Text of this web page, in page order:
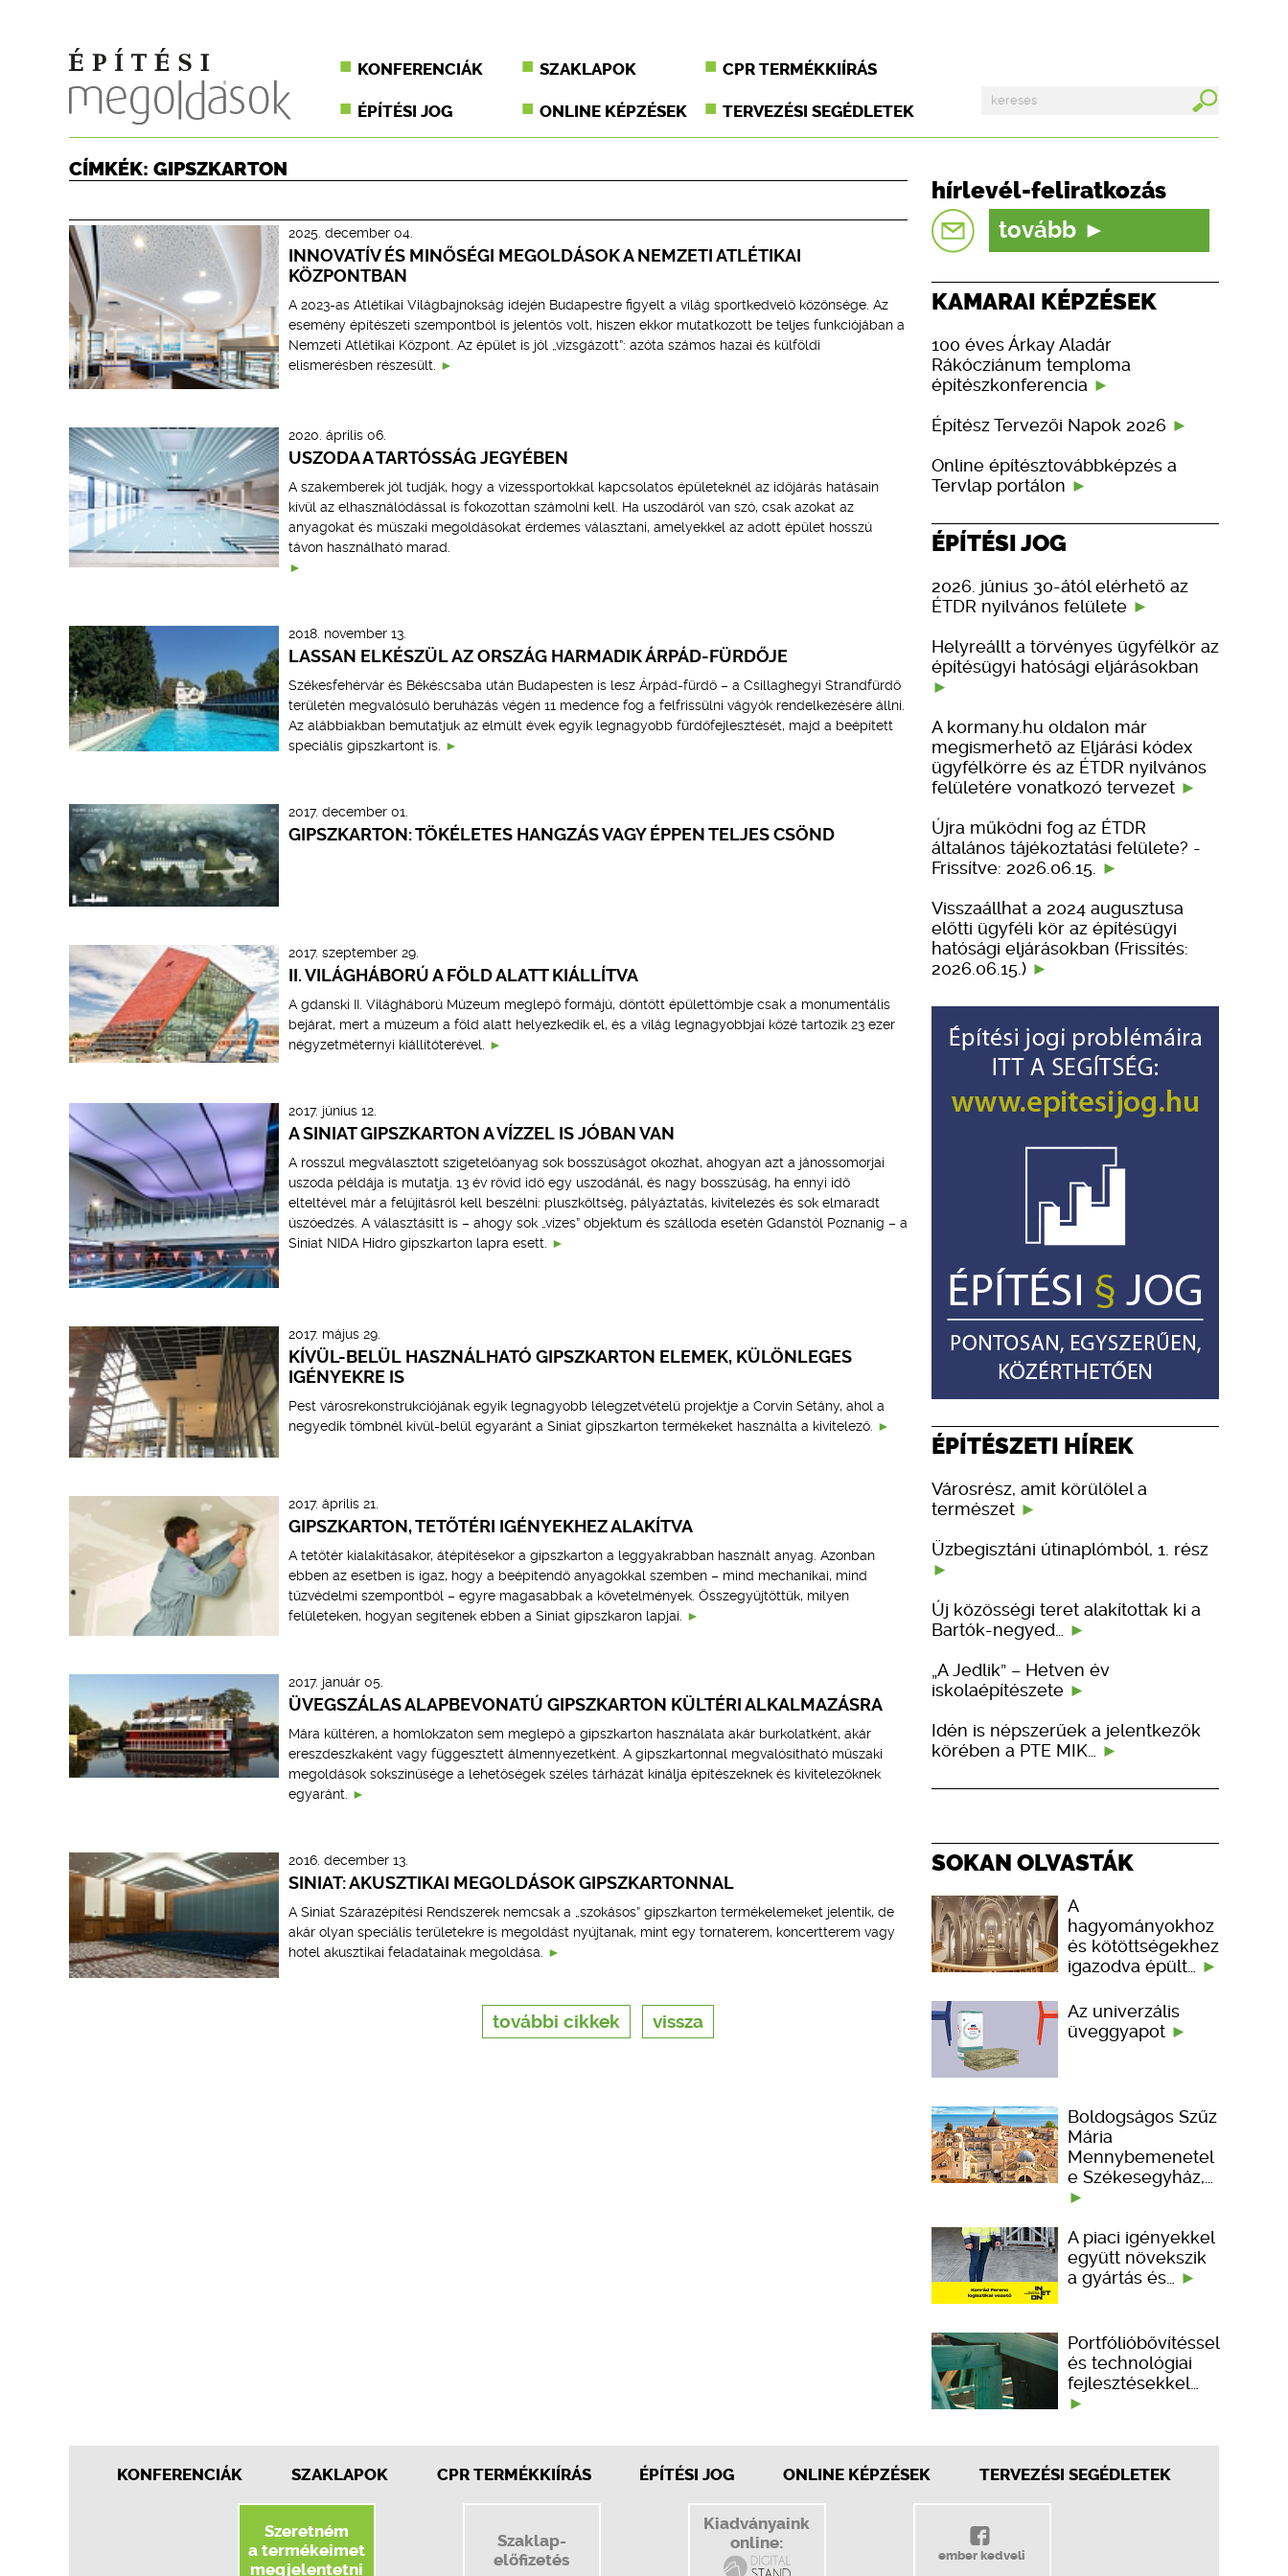
KONFERENCIÁK SZAKLAPOK CPR TERMÉKKIÍRÁS
ÉPÍTÉSI JOG ONLINE KÉPZÉSEK TERVEZÉSI SEGÉDLETEK
CÍMKÉK: GIPSZKARTON
2025. december 04.
INNOVATÍV ÉS MINŐSÉGI MEGOLDÁSOK A NEMZETI ATLÉTIKAI
KÖZPONTBAN
A 2023-as Atlétikai Világbajnokság idején Budapestre figyelt a világ sportkedvelő közönsége. Az
esemény építészeti szempontból is jelentős volt, hiszen ekkor mutatkozott be teljes funkciójában a
Nemzeti Atlétikai Központ. Az épület is jól „vizsgázott”: azóta számos hazai és külföldi
elismerésben részesült.
2020. április 06.
USZODA A TARTÓSSÁG JEGYÉBEN
A szakemberek jól tudják, hogy a vizessportokkal kapcsolatos épületeknél az időjárás hatásain
kívül az elhasználódással is fokozottan számolni kell. Ha uszodáról van szó, csak azokat az
anyagokat és műszaki megoldásokat érdemes választani, amelyekkel az adott épület hosszú
távon használható marad.
2018. november 13.
LASSAN ELKÉSZÜL AZ ORSZÁG HARMADIK ÁRPÁD-FÜRDŐJE
Székesfehérvár és Békéscsaba után Budapesten is lesz Árpád-fürdő – a Csillaghegyi Strandfürdő
területén megvalósuló beruházás végén 11 medence fog a felfrissülni vágyók rendelkezésére állni.
Az alábbiakban bemutatjuk az elmúlt évek egyik legnagyobb fürdőfejlesztését, majd a beépített
speciális gipszkartont is.
2017. december 01.
GIPSZKARTON: TÖKÉLETES HANGZÁS VAGY ÉPPEN TELJES CSÖND
2017. szeptember 29.
II. VILÁGHÁBORÚ A FÖLD ALATT KIÁLLÍTVA
A gdanski II. Világháború Múzeum meglepő formájú, döntött épülettömbje csak a monumentális
bejárat, mert a múzeum a föld alatt helyezkedik el, és a világ legnagyobbjai közé tartozik 23 ezer
négyzetméternyi kiállítóterével.
2017. június 12.
A SINIAT GIPSZKARTON A VÍZZEL IS JÓBAN VAN
A rosszul megválasztott szigetelőanyag sok bosszúságot okozhat, ahogyan azt a jánossomorjai
uszoda példája is mutatja. 13 év rövid idő egy uszodánál, és nagy bosszúság, ha ennyi idő
elteltével már a felújításról kell beszélni: pluszköltség, pályáztatás, kivitelezés és sok elmaradt
úszóedzés. A választásitt is – ahogy sok „vizes” objektum és szálloda esetén Gdanstól Poznanig – a
Siniat NIDA Hidro gipszkarton lapra esett.
2017. május 29.
KÍVÜL-BELÜL HASZNÁLHATÓ GIPSZKARTON ELEMEK, KÜLÖNLEGES
IGÉNYEKRE IS
Pest városrekonstrukciójának egyik legnagyobb lélegzetvételű projektje a Corvin Sétány, ahol a
negyedik tömbnél kívül-belül egyaránt a Siniat gipszkarton termékeket használta a kivitelező.
2017. április 21.
GIPSZKARTON, TETŐTÉRI IGÉNYEKHEZ ALAKÍTVA
A tetőtér kialakításakor, átépítésekor a gipszkarton a leggyakrabban használt anyag. Azonban
ebben az esetben is igaz, hogy a beépítendő anyagokkal szemben – mind mechanikai, mind
tűzvédelmi szempontból – egyre magasabbak a követelmények. Összegyűjtöttük, milyen
felületeken, hogyan segítenek ebben a Siniat gipszkaron lapjai.
2017. január 05.
ÜVEGSZÁLAS ALAPBEVONATÚ GIPSZKARTON KÜLTÉRI ALKALMAZÁSRA
Mára kültéren, a homlokzaton sem meglepő a gipszkarton használata akár burkolatként, akár
ereszdeszkaként vagy függesztett álmennyezetként. A gipszkartonnal megvalósítható műszaki
megoldások sokszínűsége a lehetőségek széles tárházát kínálja építészeknek és kivitelezőknek
egyaránt.
2016. december 13.
SINIAT: AKUSZTIKAI MEGOLDÁSOK GIPSZKARTONNAL
A Siniat Szárazépítési Rendszerek nemcsak a „szokásos” gipszkarton termékelemeket jelentik, de
akár olyan speciális területekre is megoldást nyújtanak, mint egy tornaterem, koncertterem vagy
hotel akusztikai feladatainak megoldása.
további cikkek vissza
hírlevél-feliratkozás
tovább
KAMARAI KÉPZÉSEK
100 éves Árkay Aladár
Rákócziánum temploma
építészkonferencia
Építész Tervezői Napok 2026
Online építésztovábbképzés a
Tervlap portálon
ÉPÍTÉSI JOG
2026. június 30-ától elérhető az
ÉTDR nyilvános felülete
Helyreállt a törvényes ügyfélkör az
építésügyi hatósági eljárásokban
A kormany.hu oldalon már
megismerhető az Eljárási kódex
ügyfélkörre és az ÉTDR nyilvános
felületére vonatkozó tervezet
Újra működni fog az ÉTDR
általános tájékoztatási felülete? -
Frissítve: 2026.06.15.
Visszaállhat a 2024 augusztusa
előtti ügyféli kör az építésügyi
hatósági eljárásokban (Frissítés:
2026.06.15.)
ÉPÍTÉSZETI HÍREK
Városrész, amit körülölel a
természet
Üzbegisztáni útinaplómból, 1. rész
Új közösségi teret alakítottak ki a
Bartók-negyed…
„A Jedlik” – Hetven év
iskolaépítészete
Idén is népszerűek a jelentkezők
körében a PTE MIK…
SOKAN OLVASTÁK
A
hagyományokhoz
és kötöttségekhez
igazodva épült…
Az univerzális
üveggyapot
Boldogságos Szűz
Mária
Mennybemenetel
e Székesegyház,…
A piaci igényekkel
együtt növekszik
a gyártás és…
Portfólióbővítéssel
és technológiai
fejlesztésekkel…
KONFERENCIÁK SZAKLAPOK CPR TERMÉKKIÍRÁS ÉPÍTÉSI JOG ONLINE KÉPZÉSEK TERVEZÉSI SEGÉDLETEK
Szeretném
a termékeimet
megjelentetni
Szaklap-
előfizetés
Kiadványaink
online:
ember kedveli